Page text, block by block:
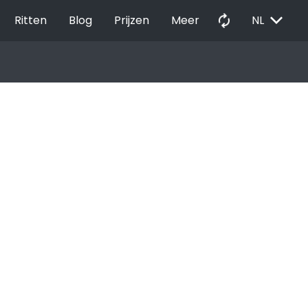
Ritten Blog Prijzen Meer autorenew NL EXPAND_MORE